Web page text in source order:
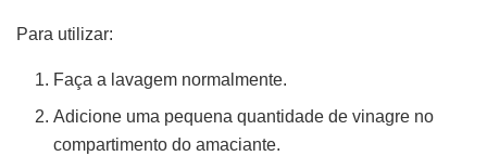
Para utilizar:
Faça a lavagem normalmente.
Adicione uma pequena quantidade de vinagre no
compartimento do amaciante.